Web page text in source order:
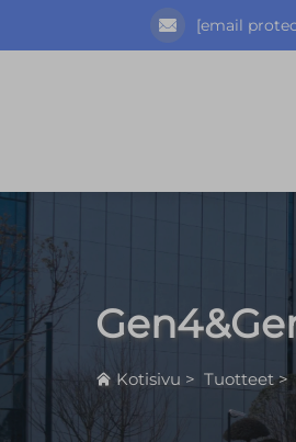
[email
Kotisivu > Tuotteet>